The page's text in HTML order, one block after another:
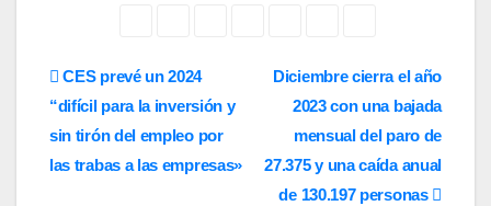
Navegación
de
entradas
Diciembre cierra el año
2023 con una bajada
mensual del paro de
27.375 y una caída anual
de 130.197 personas
CES prevé un 2024
“difícil para la inversión y
sin tirón del empleo por
las trabas a las empresas»